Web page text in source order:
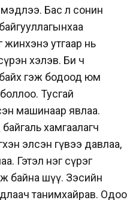
Бас л сонин
утгаар нь
хэлэв. Би ч
байх гэж бодоод юм
Тусгай
машинаар явлаа.
хамгаалагч
элсэн гүвээ давлаа,
Гэтэл нэг сүрэг
байна шүү. Зэсийн
танимхайрав. Одоо